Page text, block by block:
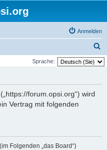
Anmelden
u
Sprache:
forum.opsi.org“) wird
Vertrag mit folgenden
Folgenden „das Board“)